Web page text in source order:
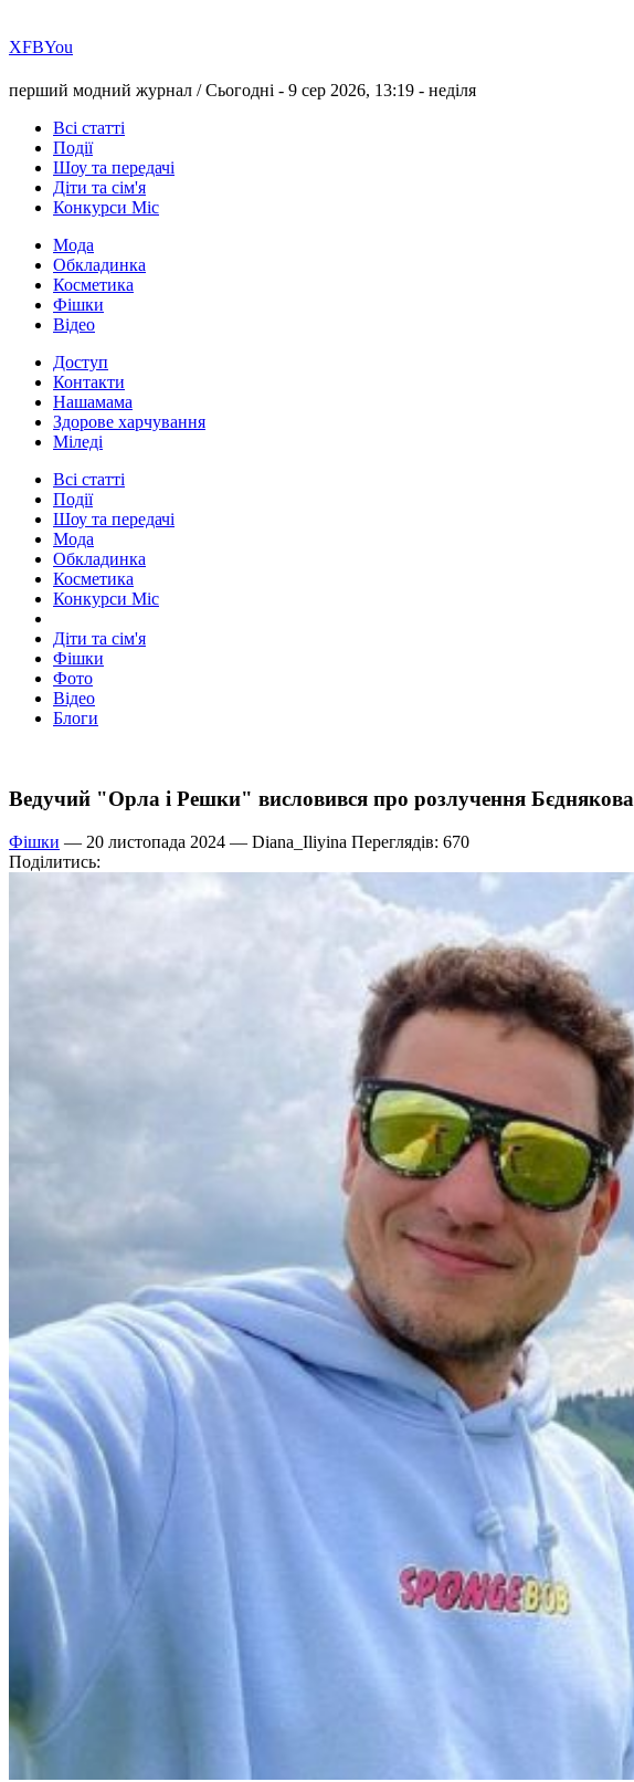
ХFBYou
перший модний журнал /Сьогодні - 9 сер 2026, 13:19 - неділя
Всі статті
Події
Шоу та передачі
Діти та сім'я
Конкурси Міс
Мода
Обкладинка
Косметика
Фішки
Відео
Доступ
Контакти
Нашамама
Здорове харчування
Міледі
Всі статті
Події
Шоу та передачі
Мода
Обкладинка
Косметика
Конкурси Міс
Діти та сім'я
Фішки
Фото
Відео
Блоги
Ведучий "Орла і Решки" висловився про розлучення Бєднякова
Фішки — 20 листопада 2024 — Diana_Iliyina Переглядів: 670
Поділитись: